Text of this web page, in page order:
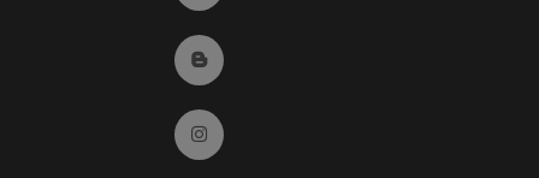
Ir al Blog (abre en ventana nueva)
Ir a Instagram (abre en ventana nueva)